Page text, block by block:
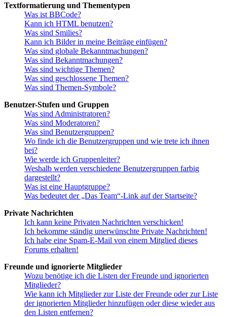
Textformatierung und Thementypen
Was ist BBCode?
Kann ich HTML benutzen?
Was sind Smilies?
Kann ich Bilder in meine Beiträge einfügen?
Was sind globale Bekanntmachungen?
Was sind Bekanntmachungen?
Was sind wichtige Themen?
Was sind geschlossene Themen?
Was sind Themen-Symbole?
Benutzer-Stufen und Gruppen
Was sind Administratoren?
Was sind Moderatoren?
Was sind Benutzergruppen?
Wo finde ich die Benutzergruppen und wie trete ich ihnen
bei?
Wie werde ich Gruppenleiter?
Weshalb werden verschiedene Benutzergruppen farbig
dargestellt?
Was ist eine Hauptgruppe?
Was bedeutet der „Das Team“-Link auf der Startseite?
Private Nachrichten
Ich kann keine Privaten Nachrichten verschicken!
Ich bekomme ständig unerwünschte Private Nachrichten!
Ich habe eine Spam-E-Mail von einem Mitglied dieses
Forums erhalten!
Freunde und ignorierte Mitglieder
Wozu benötige ich die Listen der Freunde und ignorierten
Mitglieder?
Wie kann ich Mitglieder zur Liste der Freunde oder zur Liste
der ignorierten Mitglieder hinzufügen oder diese wieder aus
den Listen entfernen?